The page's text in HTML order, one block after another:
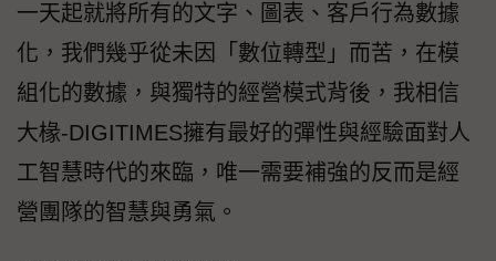
一天起就將所有的文字、圖表、客戶行為數據
化，我們幾乎從未因「數位轉型」而苦，在模
組化的數據，與獨特的經營模式背後，我相信
大椽-DIGITIMES擁有最好的彈性與經驗面對人
工智慧時代的來臨，唯一需要補強的反而是經
營團隊的智慧與勇氣。